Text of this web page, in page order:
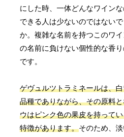
にした時、一体どんなワイン
できる人は少ないのではないで
か。複雑な名前を持つこのワ
の名前に負けない個性的な香
です。
ゲヴュルツトラミネールは、
品種でありながら、その原料
ウはピンク色の果皮を持って
特徴があります。そのため、